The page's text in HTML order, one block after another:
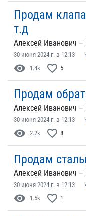
Продам
т.д
Алексей Иванович
30 июня 2024 г. в 12:13
visibility 1.4k favorite_border 5
Продам
Алексей Иванович
30 июня 2024 г. в 12:13
visibility 2.2k favorite_border 8
Продам
Алексей Иванович
30 июня 2024 г. в 12:13
visibility 1.5k favorite_border 1